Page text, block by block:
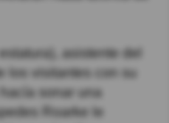
asistente del
los visitantes con su
sonar una
Roarke le